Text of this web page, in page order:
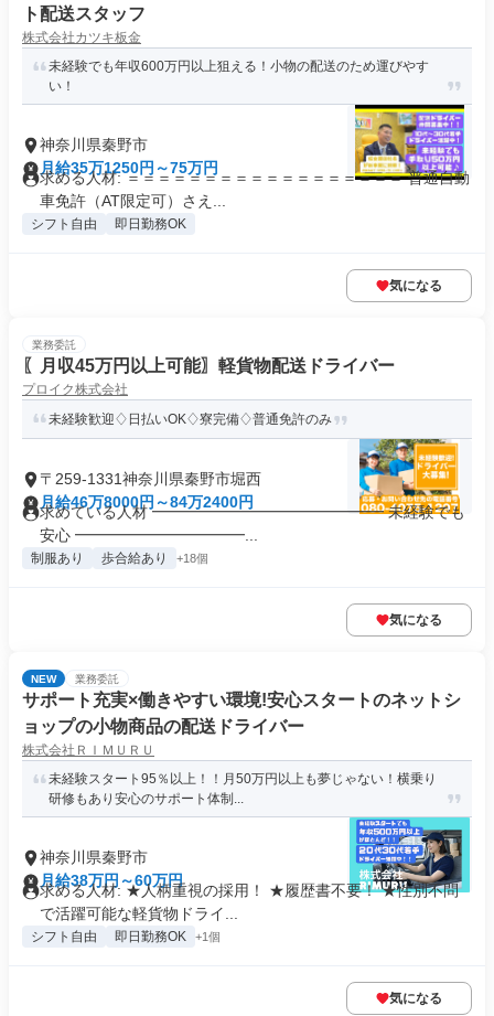
ト配送スタッフ
株式会社カツキ板金
未経験でも年収600万円以上狙える！小物の配送のため運びやす
い！
神奈川県秦野市
月給35万1250円～75万円
求める人材: ＝＝＝＝＝＝＝＝＝＝＝＝＝＝＝＝＝＝ 普通自動
車免許（AT限定可）さえ...
シフト自由 即日勤務OK
気になる
業務委託
〖月収45万円以上可能〗軽貨物配送ドライバー
プロイク株式会社
未経験歓迎♢日払いOK♢寮完備♢普通免許のみ
〒259-1331神奈川県秦野市堀西
月給46万8000円～84万2400円
求めている人材 ━━━━━━━━━━━━━━━ 未経験でも
安心 ━━━━━━━━━━━...
制服あり 歩合給あり +18個
気になる
NEW 業務委託
サポート充実×働きやすい環境!安心スタートのネットシ
ョップの小物商品の配送ドライバー
株式会社ＲＩＭＵＲＵ
未経験スタート95％以上！！月50万円以上も夢じゃない！横乗り
研修もあり安心のサポート体制...
神奈川県秦野市
月給38万円～60万円
求める人材: ★人柄重視の採用！ ★履歴書不要！ ★性別不問
で活躍可能な軽貨物ドライ...
シフト自由 即日勤務OK +1個
気になる